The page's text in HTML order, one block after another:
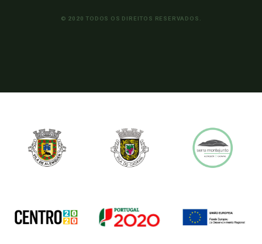
© 2020 TODOS OS DIREITOS RESERVADOS.